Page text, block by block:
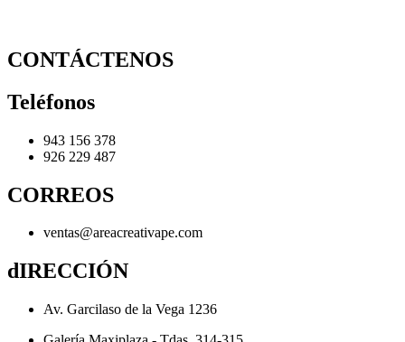
CONTÁCTENOS
Teléfonos
943 156 378
926 229 487
CORREOS
ventas@areacreativape.com
dIRECCIÓN
Av. Garcilaso de la Vega 1236